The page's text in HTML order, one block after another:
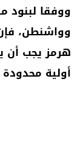
ووفقا لبنود
وواشنطن،
هرمز يجب أن
أولية محدودة بـ 60